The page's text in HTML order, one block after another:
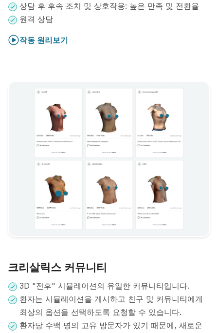
상담 후 후속 조치 및 상호작용: 높은 만족 및 전환율
원격 상담
작동 원리보기
크리살릭스 커뮤니티
3D "전후" 시뮬레이션의 유일한 커뮤니티입니다.
환자는 시뮬레이션을 게시하고 친구 및 커뮤니티에게
최상의 옵션을 선택하도록 요청할 수 있습니다.
환자당 수백 명의 고유 방문자가 있기 때문에, 새로운